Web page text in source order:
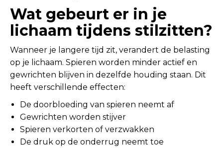
Wat gebeurt er in je
lichaam tijdens stilzitten?
Wanneer je langere tijd zit, verandert de belasting
op je lichaam. Spieren worden minder actief en
gewrichten blijven in dezelfde houding staan. Dit
heeft verschillende effecten:
De doorbloeding van spieren neemt af
Gewrichten worden stijver
Spieren verkorten of verzwakken
De druk op de onderrug neemt toe